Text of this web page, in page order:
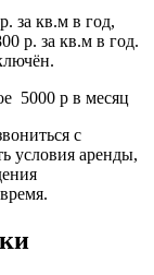
за кв.м в год,
р. за кв.м в год.
5000 р в месяц
с
условия аренды,